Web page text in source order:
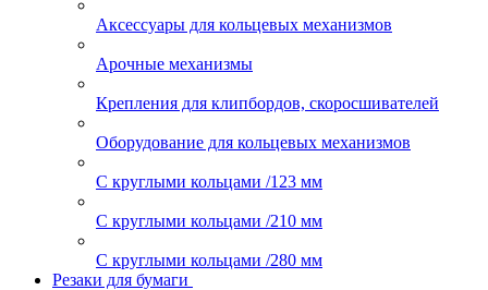
Аксессуары для кольцевых механизмов
Арочные механизмы
Крепления для клипбордов, скоросшивателей
Оборудование для кольцевых механизмов
С круглыми кольцами /123 мм
С круглыми кольцами /210 мм
С круглыми кольцами /280 мм
Резаки для бумаги